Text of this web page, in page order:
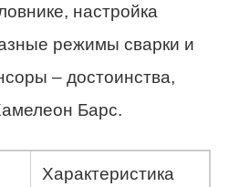
настройка
режимы сварки и
– достоинства,
Барс.
Характеристика